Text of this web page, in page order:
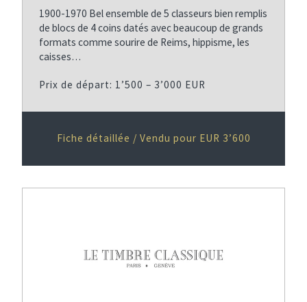
1900-1970 Bel ensemble de 5 classeurs bien remplis
de blocs de 4 coins datés avec beaucoup de grands
formats comme sourire de Reims, hippisme, les
caisses…
Prix de départ: 1’500 – 3’000 EUR
Fiche détaillée / Vendu pour EUR 3’600